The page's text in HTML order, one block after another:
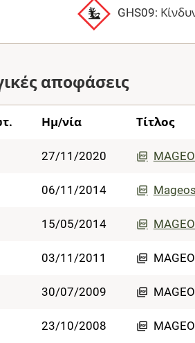
GHS09:
αποφάσεις
Ημ/νία Τίτλος
27/11/2020
06/11/2014
15/05/2014
03/11/2011
30/07/2009
23/10/2008